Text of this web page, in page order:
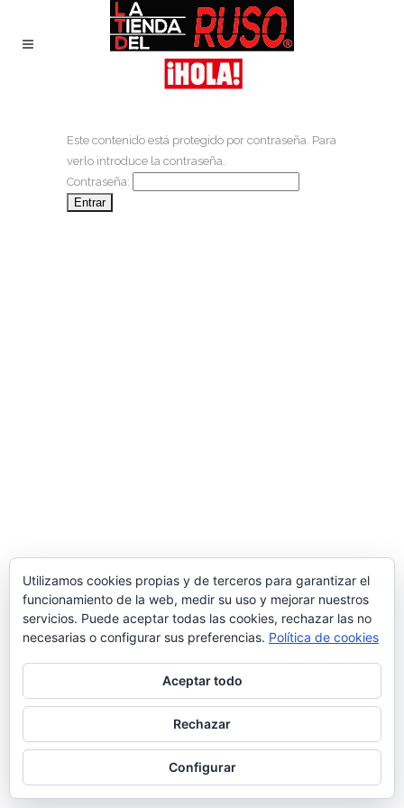
Este contenido está protegido por contraseña. Para
verlo introduce la contraseña.
Contraseña:
Diseñado porANADIA IT SL
Utilizamos cookies propias y de terceros para garantizar el
funcionamiento de la web, medir su uso y mejorar nuestros
servicios. Puede aceptar todas las cookies, rechazar las no
necesarias o configurar sus preferencias. Política de cookies
Aceptar todo
Rechazar
Configurar